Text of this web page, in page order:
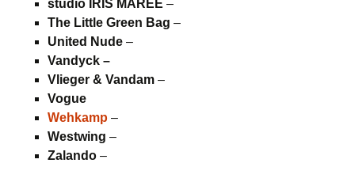
studio IRIS MAREE –
The Little Green Bag –
United Nude –
Vandyck –
Vlieger & Vandam –
Vogue
Wehkamp –
Westwing –
Zalando –